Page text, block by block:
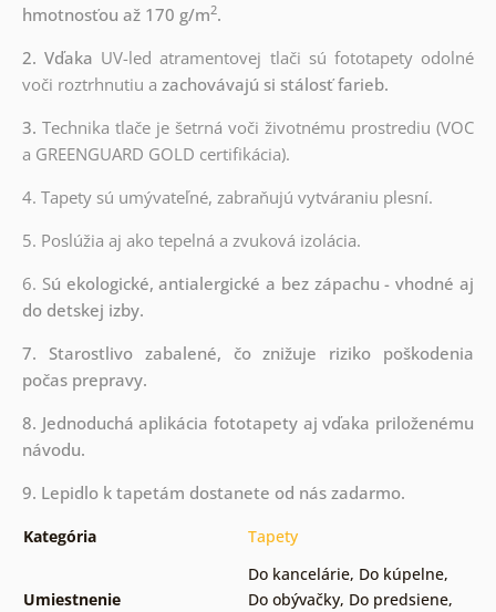
hmotnosťou až 170 g/m2.
2. Vďaka UV-led atramentovej tlači sú fototapety odolné
voči roztrhnutiu a zachovávajú si stálosť farieb.
3. Technika tlače je šetrná voči životnému prostrediu (VOC
a GREENGUARD GOLD certifikácia).
4. Tapety sú umývateľné, zabraňujú vytváraniu plesní.
5. Poslúžia aj ako tepelná a zvuková izolácia.
6. Sú ekologické, antialergické a bez zápachu - vhodné aj
do detskej izby.
7. Starostlivo zabalené, čo znižuje riziko poškodenia
počas prepravy.
8. Jednoduchá aplikácia fototapety aj vďaka priloženému
návodu.
9. Lepidlo k tapetám dostanete od nás zadarmo.
Kategória Tapety
Umiestnenie
Do kancelárie, Do kúpelne,
Do obývačky, Do predsiene,